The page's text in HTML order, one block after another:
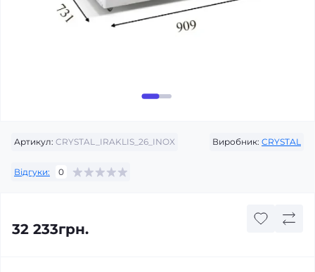
Артикул: CRYSTAL_IRAKLIS_26_INOX Виробник: CRYSTAL
Відгуки: 0
32 233грн.